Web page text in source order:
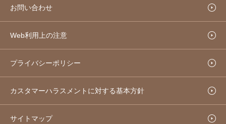
お問い合わせ
Web利用上の注意
プライバシーポリシー
カスタマーハラスメントに対する基本方針
サイトマップ